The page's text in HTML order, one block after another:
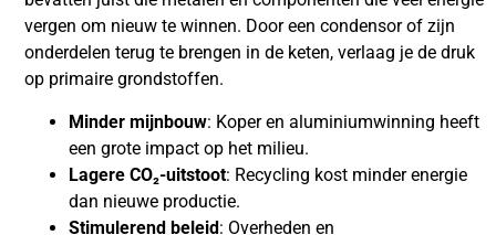
vergen om nieuw te winnen. Door een condensor of zijn
onderdelen terug te brengen in de keten, verlaag je de druk
op primaire grondstoffen.
Minder mijnbouw: Koper en aluminiumwinning heeft
een grote impact op het milieu.
Lagere CO₂-uitstoot: Recycling kost minder energie
dan nieuwe productie.
Stimulerend beleid: Overheden en